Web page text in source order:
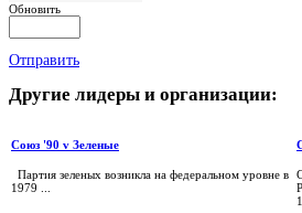
Обновить
Отправить
Другие лидеры и организации:
Союз '90 v Зеленые
Партия зеленых возникла на федеральном уровне в
1979 ...